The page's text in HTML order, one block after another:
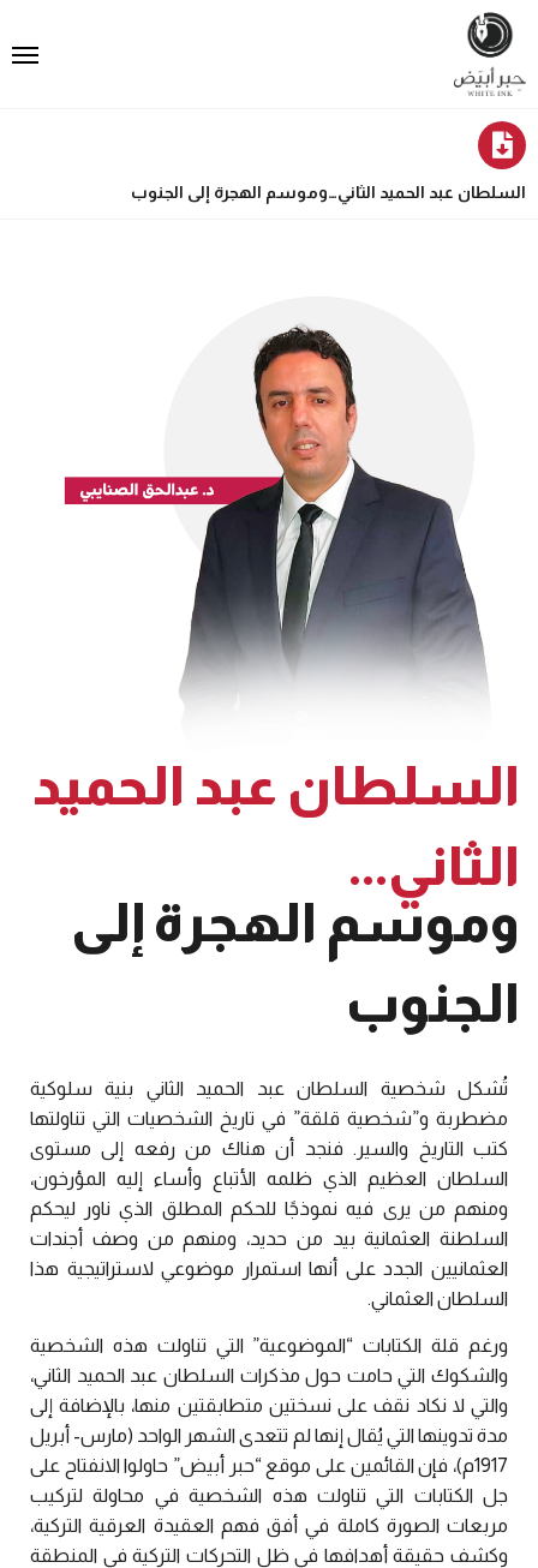
السلطان عبد الحميد الثاني…وموسم الهجرة إلى الجنوب
السلطان عبد الحميد
الثاني...
وموسم الهجرة إلى
الجنوب
تُشكل شخصية السلطان عبد الحميد الثاني بنية سلوكية
مضطربة و”شخصية قلقة” في تاريخ الشخصيات التي تناولتها
كتب التاريخ والسير. فنجد أن هناك من رفعه إلى مستوى
السلطان العظيم الذي ظلمه الأتباع وأساء إليه المؤرخون،
ومنهم من يرى فيه نموذجًا للحكم المطلق الذي ناور ليحكم
السلطنة العثمانية بيد من حديد، ومنهم من وصف أجندات
العثمانيين الجدد على أنها استمرار موضوعي لاستراتيجية هذا
السلطان العثماني.
ورغم قلة الكتابات “الموضوعية” التي تناولت هذه الشخصية
والشكوك التي حامت حول مذكرات السلطان عبد الحميد الثاني،
والتي لا نكاد نقف على نسختين متطابقتين منها، بالإضافة إلى
مدة تدوينها التي يُقال إنها لم تتعدى الشهر الواحد (مارس- أبريل
1917م)، فإن القائمين على موقع “حبر أبيض” حاولوا الانفتاح على
جل الكتابات التي تناولت هذه الشخصية في محاولة لتركيب
مربعات الصورة كاملة في أفق فهم العقيدة العرقية التركية،
وكشف حقيقة أهدافها في ظل التحركات التركية في المنطقة